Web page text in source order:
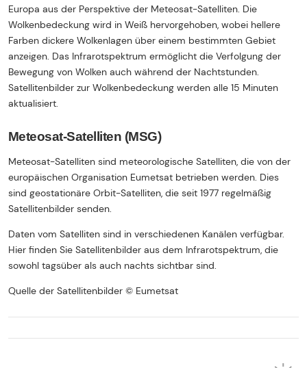
Europa aus der Perspektive der Meteosat-Satelliten. Die
Wolkenbedeckung wird in Weiß hervorgehoben, wobei hellere
Farben dickere Wolkenlagen über einem bestimmten Gebiet
anzeigen. Das Infrarotspektrum ermöglicht die Verfolgung der
Bewegung von Wolken auch während der Nachtstunden.
Satellitenbilder zur Wolkenbedeckung werden alle 15 Minuten
aktualisiert.
Meteosat-Satelliten (MSG)
Meteosat-Satelliten sind meteorologische Satelliten, die von der
europäischen Organisation Eumetsat betrieben werden. Dies
sind geostationäre Orbit-Satelliten, die seit 1977 regelmäßig
Satellitenbilder senden.
Daten vom Satelliten sind in verschiedenen Kanälen verfügbar.
Hier finden Sie Satellitenbilder aus dem Infrarotspektrum, die
sowohl tagsüber als auch nachts sichtbar sind.
Quelle der Satellitenbilder © Eumetsat